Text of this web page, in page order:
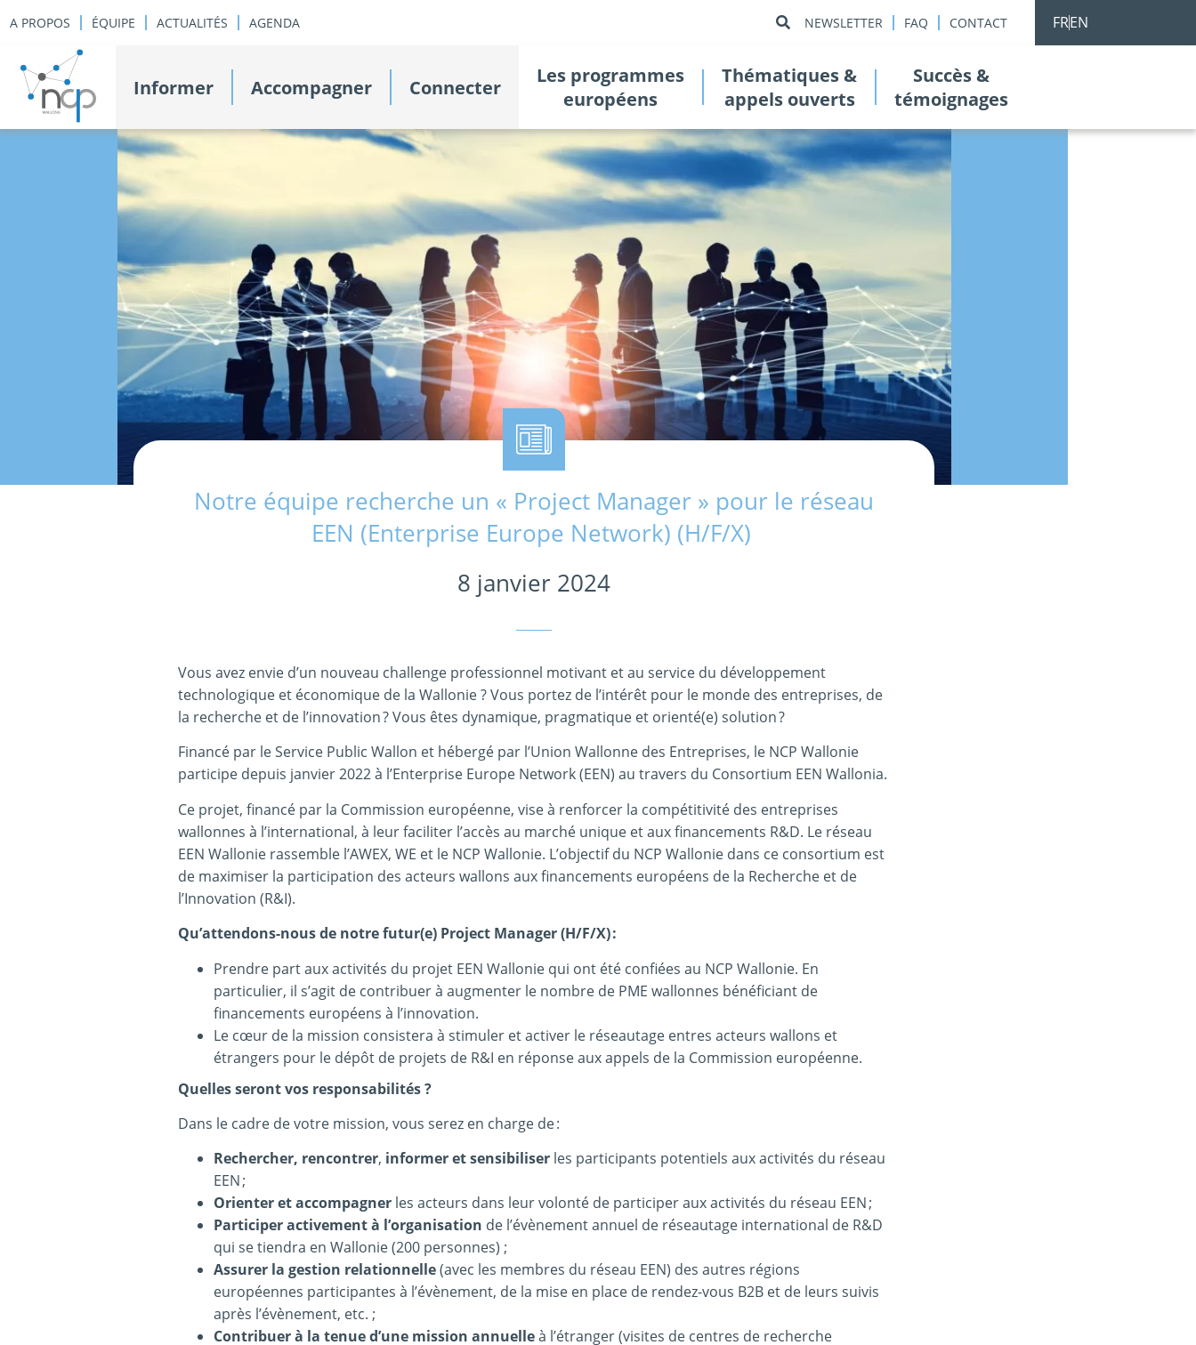
A PROPOS ÉQUIPE ACTUALITÉS AGENDA NEWSLETTER FAQ CONTACT FREN
Informer Accompagner Connecter
Les programmes
européens
Thématiques &
appels ouverts
Succès &
témoignages
Notre équipe recherche un « Project Manager » pour le réseau
EEN (Enterprise Europe Network) (H/F/X)
8 janvier 2024
Vous avez envie d’un nouveau challenge professionnel motivant et au service du développement
technologique et économique de la Wallonie ? Vous portez de l’intérêt pour le monde des entreprises, de
la recherche et de l’innovation ? Vous êtes dynamique, pragmatique et orienté(e) solution ?
Financé par le Service Public Wallon et hébergé par l’Union Wallonne des Entreprises, le NCP Wallonie
participe depuis janvier 2022 à l’Enterprise Europe Network (EEN) au travers du Consortium EEN Wallonia.
Ce projet, financé par la Commission européenne, vise à renforcer la compétitivité des entreprises
wallonnes à l’international, à leur faciliter l’accès au marché unique et aux financements R&D. Le réseau
EEN Wallonie rassemble l’AWEX, WE et le NCP Wallonie. L’objectif du NCP Wallonie dans ce consortium est
de maximiser la participation des acteurs wallons aux financements européens de la Recherche et de
l’Innovation (R&I).
Qu’attendons-nous de notre futur(e) Project Manager (H/F/X) :
Prendre part aux activités du projet EEN Wallonie qui ont été confiées au NCP Wallonie. En
particulier, il s’agit de contribuer à augmenter le nombre de PME wallonnes bénéficiant de
financements européens à l’innovation.
Le cœur de la mission consistera à stimuler et activer le réseautage entres acteurs wallons et
étrangers pour le dépôt de projets de R&I en réponse aux appels de la Commission européenne.
Quelles seront vos responsabilités ?
Dans le cadre de votre mission, vous serez en charge de :
Rechercher, rencontrer, informer et sensibiliser les participants potentiels aux activités du réseau
EEN ;
Orienter et accompagner les acteurs dans leur volonté de participer aux activités du réseau EEN ;
Participer activement à l’organisation de l’évènement annuel de réseautage international de R&D
qui se tiendra en Wallonie (200 personnes) ;
Assurer la gestion relationnelle(avec les membres du réseau EEN) des autres régions
européennes participantes à l’évènement, de la mise en place de rendez-vous B2B et de leurs suivis
après l’évènement, etc. ;
Contribuerà la tenue d’une mission annuelleà l’étranger (visites de centres de recherche